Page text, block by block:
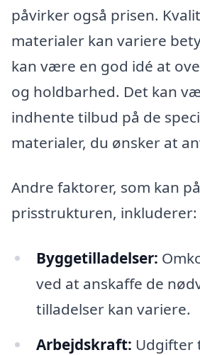
påvirker også prisen.
materialer kan variere
kan være en god idé at
og holdbarhed. Det kan
indhente tilbud på de
materialer, du ønsker at
Andre faktorer, som kan
prisstrukturen, inkluderer:
Byggetilladelser:
ved at anskaffe de
tilladelser kan variere.
Arbejdskraft: Udgifter